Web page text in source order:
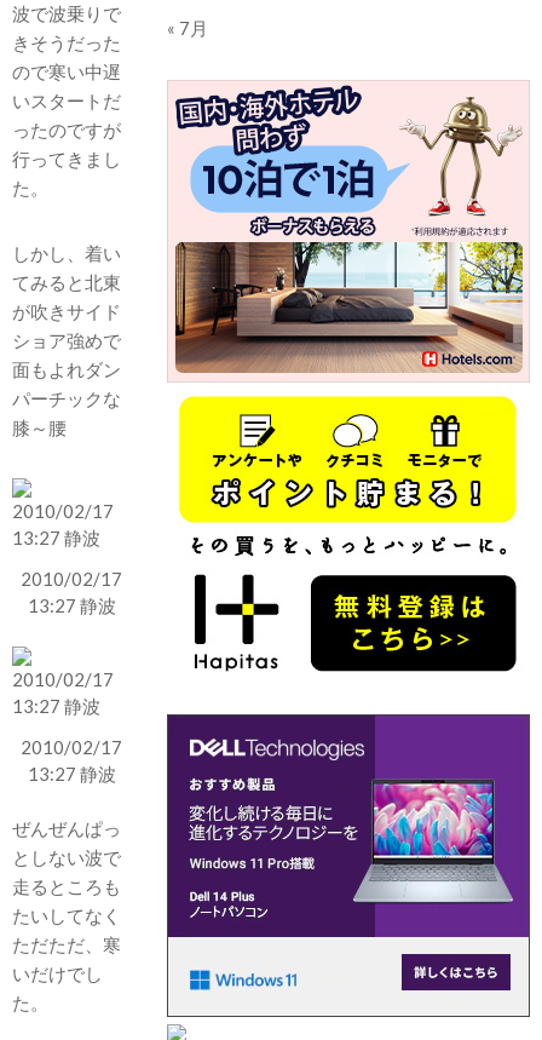
波で波乗りで
きそうだった
ので寒い中遅
いスタートだ
ったのですが
行ってきまし
た。
しかし、着い
てみると北東
が吹きサイド
ショア強めで
面もよれダン
パーチックな
膝～腰
2010/02/17
13:27 静波
2010/02/17
13:27 静波
ぜんぜんぱっ
としない波で
走るところも
たいしてなく
ただただ、寒
いだけでし
た。
« 7月